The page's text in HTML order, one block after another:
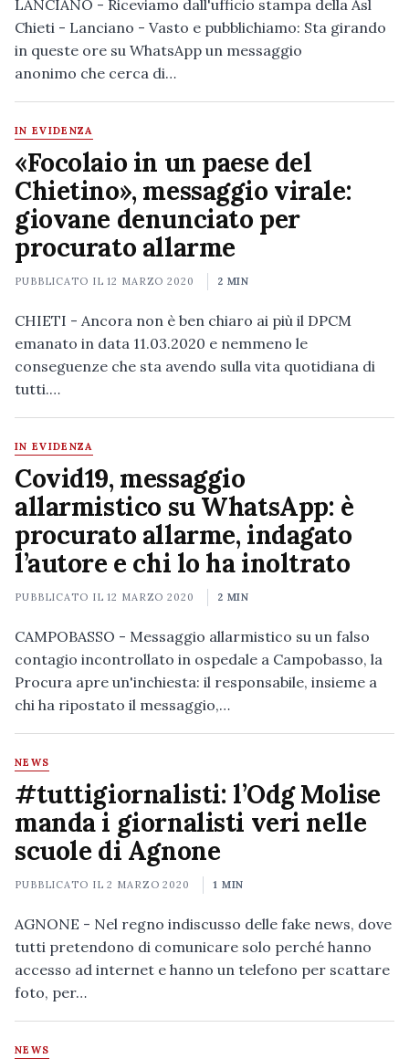
LANCIANO - Riceviamo dall'ufficio stampa della Asl
Chieti - Lanciano - Vasto e pubblichiamo: Sta girando
in queste ore su WhatsApp un messaggio
anonimo che cerca di…
IN EVIDENZA
«Focolaio in un paese del
Chietino», messaggio virale:
giovane denunciato per
procurato allarme
PUBBLICATO IL12 MARZO 2020 2 MIN
CHIETI - Ancora non è ben chiaro ai più il DPCM
emanato in data 11.03.2020 e nemmeno le
conseguenze che sta avendo sulla vita quotidiana di
tutti.…
IN EVIDENZA
Covid19, messaggio
allarmistico su WhatsApp: è
procurato allarme, indagato
l’autore e chi lo ha inoltrato
PUBBLICATO IL12 MARZO 2020 2 MIN
CAMPOBASSO - Messaggio allarmistico su un falso
contagio incontrollato in ospedale a Campobasso, la
Procura apre un'inchiesta: il responsabile, insieme a
chi ha ripostato il messaggio,…
NEWS
#tuttigiornalisti: l’Odg Molise
manda i giornalisti veri nelle
scuole di Agnone
PUBBLICATO IL2 MARZO 2020 1 MIN
AGNONE - Nel regno indiscusso delle fake news, dove
tutti pretendono di comunicare solo perché hanno
accesso ad internet e hanno un telefono per scattare
foto, per…
NEWS